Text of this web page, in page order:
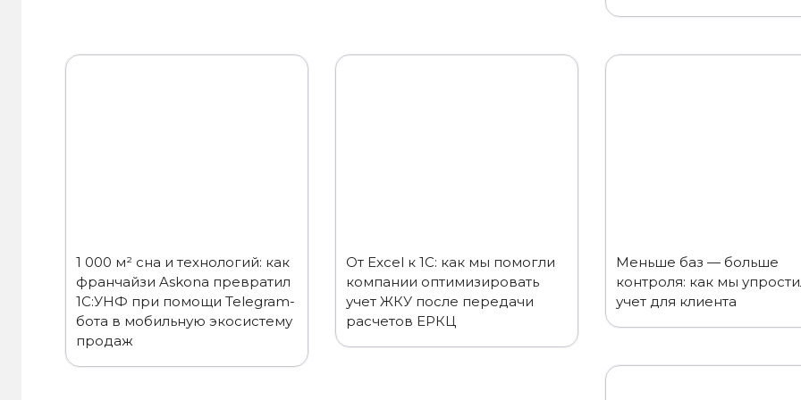
1 000 м² сна и технологий: как
франчайзи Askona превратил
1С:УНФ при помощи Telegram-
бота в мобильную экосистему
продаж
От Excel к 1C: как мы помогли
компании оптимизировать
учет ЖКУ после передачи
расчетов ЕРКЦ
Меньше баз — больше
контроля: как мы
учет для клиента